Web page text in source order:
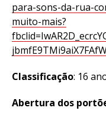
para-sons-da-rua-
muito-mais?
Classificação: 16
Abertura dos